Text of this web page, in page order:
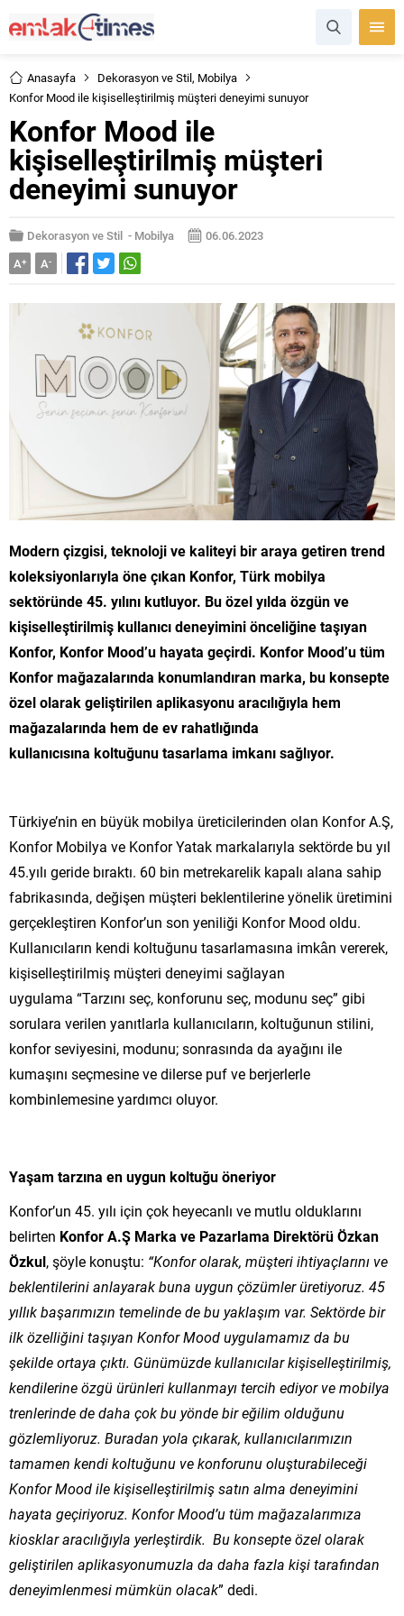
Anasayfa Dekorasyon ve Stil, Mobilya
Konfor Mood ile kişiselleştirilmiş müşteri deneyimi sunuyor
Konfor Mood ile
kişiselleştirilmiş müşteri
deneyimi sunuyor
Dekorasyon ve Stil - Mobilya
06.06.2023
A+ A-
Modern çizgisi, teknoloji ve kaliteyi bir araya getiren trend
koleksiyonlarıyla öne çıkan Konfor, Türk mobilya
sektöründe 45. yılını kutluyor. Bu özel yılda özgün ve
kişiselleştirilmiş kullanıcı deneyimini önceliğine taşıyan
Konfor, Konfor Mood’u hayata geçirdi. Konfor Mood’u tüm
Konfor mağazalarında konumlandıran marka, bu konsepte
özel olarak geliştirilen aplikasyonu aracılığıyla hem
mağazalarında hem de ev rahatlığında
kullanıcısına koltuğunu tasarlama imkanı sağlıyor.
Türkiye’nin en büyük mobilya üreticilerinden olan Konfor A.Ş,
Konfor Mobilya ve Konfor Yatak markalarıyla sektörde bu yıl
45.yılı geride bıraktı. 60 bin metrekarelik kapalı alana sahip
fabrikasında, değişen müşteri beklentilerine yönelik üretimini
gerçekleştiren Konfor’un son yeniliği Konfor Mood oldu.
Kullanıcıların kendi koltuğunu tasarlamasına imkân vererek,
kişiselleştirilmiş müşteri deneyimi sağlayan
uygulama “Tarzını seç, konforunu seç, modunu seç” gibi
sorulara verilen yanıtlarla kullanıcıların, koltuğunun stilini,
konfor seviyesini, modunu; sonrasında da ayağını ile
kumaşını seçmesine ve dilerse puf ve berjerlerle
kombinlemesine yardımcı oluyor.
Yaşam tarzına en uygun koltuğu öneriyor
Konfor’un 45. yılı için çok heyecanlı ve mutlu olduklarını
belirten Konfor A.Ş Marka ve Pazarlama Direktörü Özkan
Özkul, şöyle konuştu: “Konfor olarak, müşteri ihtiyaçlarını ve
beklentilerini anlayarak buna uygun çözümler üretiyoruz. 45
yıllık başarımızın temelinde de bu yaklaşım var. Sektörde bir
ilk özelliğini taşıyan Konfor Mood uygulamamız da bu
şekilde ortaya çıktı. Günümüzde kullanıcılar kişiselleştirilmiş,
kendilerine özgü ürünleri kullanmayı tercih ediyor ve mobilya
trenlerinde de daha çok bu yönde bir eğilim olduğunu
gözlemliyoruz. Buradan yola çıkarak, kullanıcılarımızın
tamamen kendi koltuğunu ve konforunu oluşturabileceği
Konfor Mood ile kişiselleştirilmiş satın alma deneyimini
hayata geçiriyoruz. Konfor Mood’u tüm mağazalarımıza
kiosklar aracılığıyla yerleştirdik. Bu konsepte özel olarak
geliştirilen aplikasyonumuzla da daha fazla kişi tarafından
deneyimlenmesi mümkün olacak” dedi.